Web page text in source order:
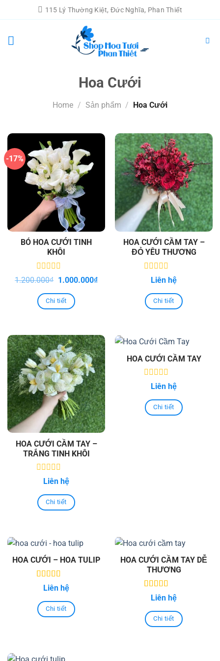
đến
dung
115 Lý Thường Kiệt, Đức Nghĩa, Phan Thiết
Hoa Cưới
Home / Sản phẩm / Hoa Cưới
-17%
BÓ HOA CƯỚI TINH
KHÔI
0
out
of
5
1.200.000₫ Original
was:
1.200.000₫.
1.000.000₫Current
Chi tiết
HOA CƯỚI CẦM TAY –
ĐỎ YÊU THƯƠNG
out
of
5
Liên hệ
Chi tiết
HOA CƯỚI CẦM TAY –
TRẮNG TINH KHÔI
out
of
5
Liên hệ
Chi tiết
HOA CƯỚI CẦM TAY
out
of
5
Liên hệ
Chi tiết
HOA CƯỚI – HOA TULIP
5.00out of
Liên hệ
Chi tiết
HOA CƯỚI CẦM TAY DỄ
THƯƠNG
5.00out of
Liên hệ
Chi tiết